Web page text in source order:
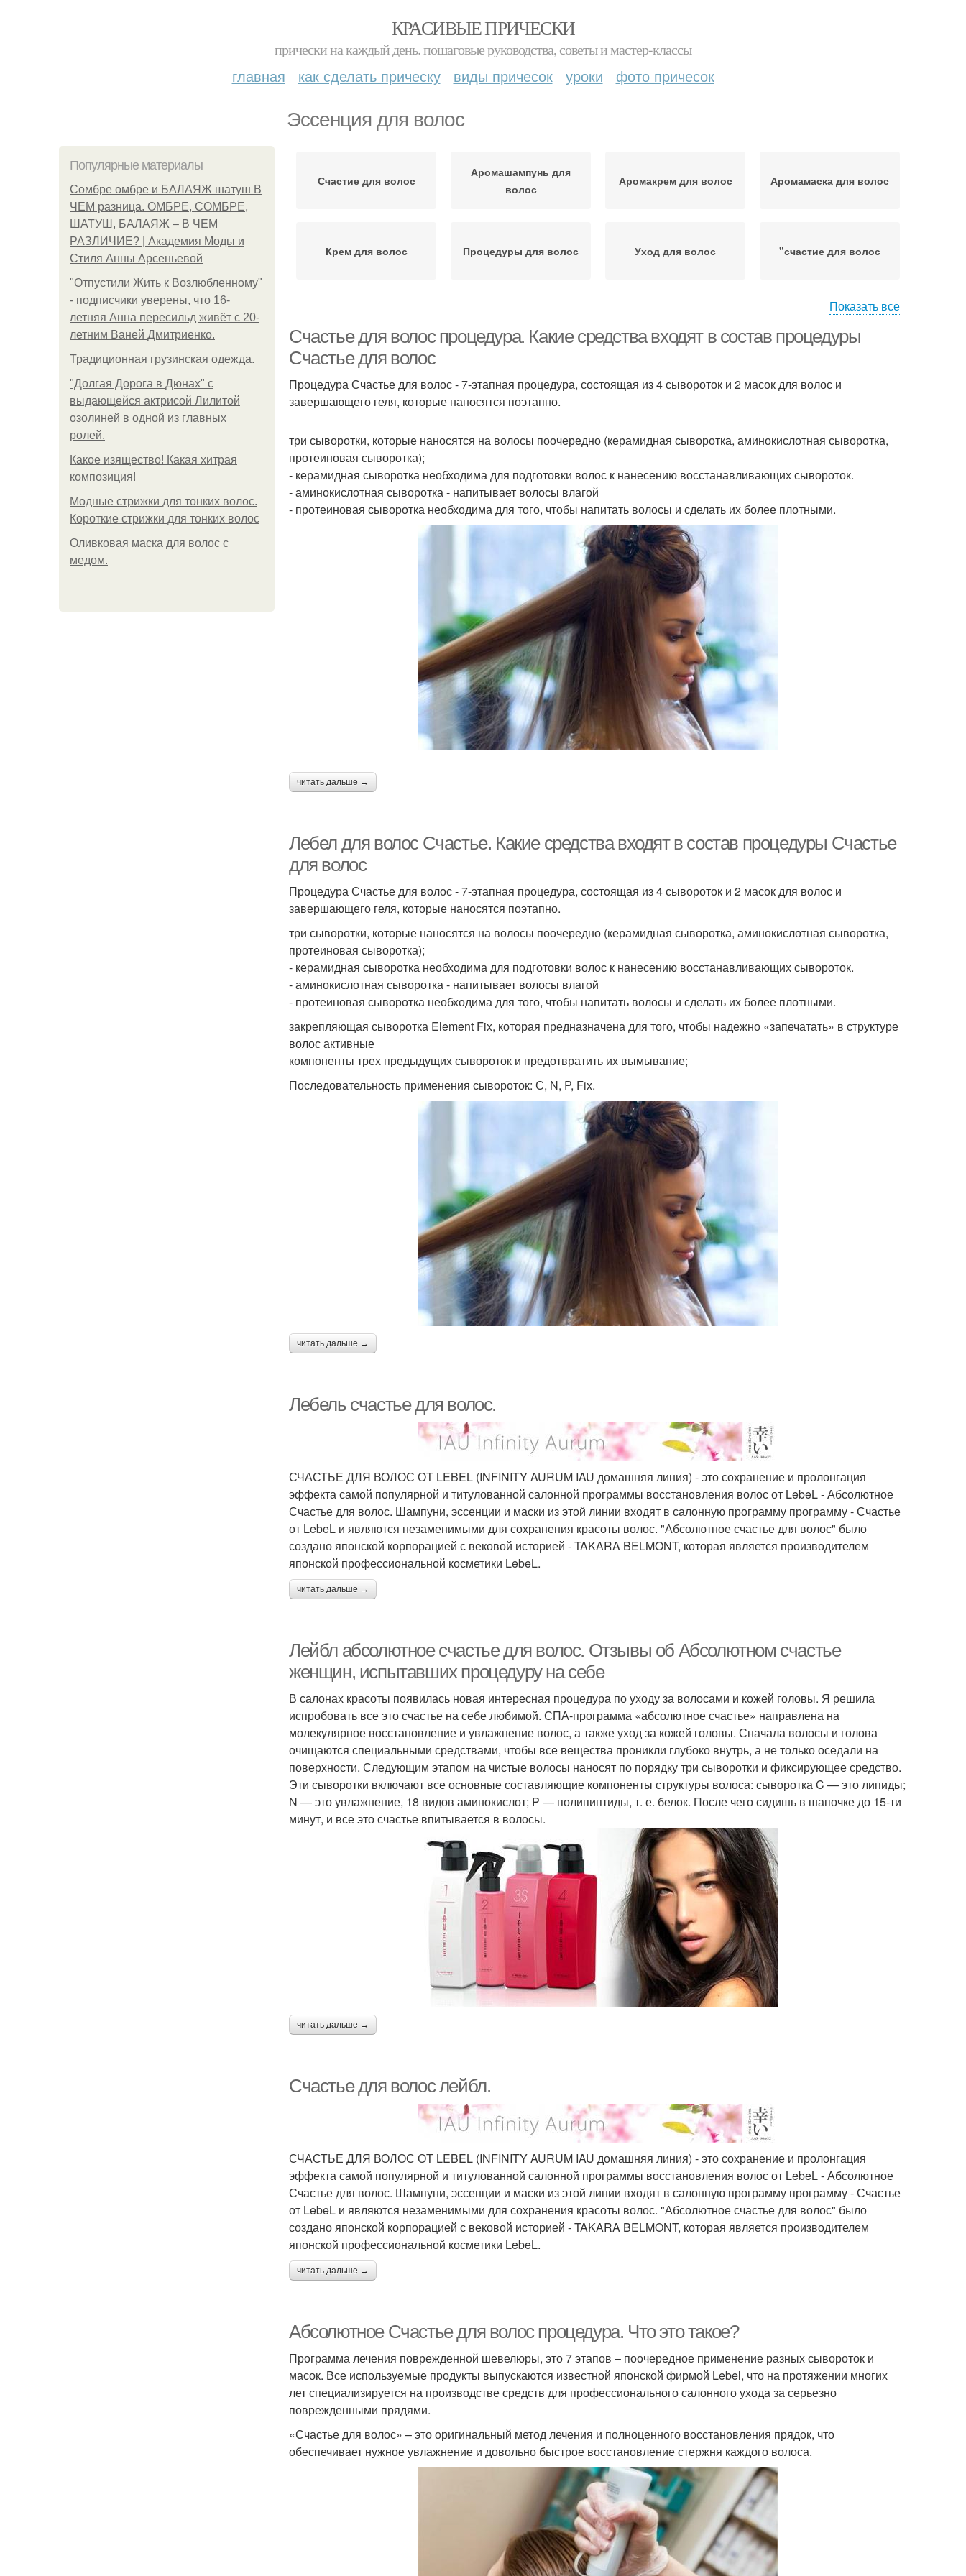
КРАСИВЫЕ ПРИЧЕСКИ
прически на каждый день. пошаговые руководства, советы и мастер-классы
главная как сделать прическу виды причесок уроки фото причесок
Эссенция для волос
Популярные материалы
Сомбре омбре и БАЛАЯЖ шатуш В
ЧЕМ разница. ОМБРЕ, СОМБРЕ,
ШАТУШ, БАЛАЯЖ – В ЧЕМ
РАЗЛИЧИЕ? | Академия Моды и
Стиля Анны Арсеньевой
"Отпустили Жить к Возлюбленному"
- подписчики уверены, что 16-
летняя Анна пересильд живёт с 20-
летним Ваней Дмитриенко.
Традиционная грузинская одежда.
"Долгая Дорога в Дюнах" с
выдающейся актрисой Лилитой
озолиней в одной из главных
ролей.
Какое изящество! Какая хитрая
композиция!
Модные стрижки для тонких волос.
Короткие стрижки для тонких волос
Оливковая маска для волос с
медом.
Счастие для волос
Аромашампунь для
волос
Аромакрем для волос Аромамаска для волос
Крем для волос Процедуры для волос Уход для волос "счастие для волос
Показать все
Счастье для волос процедура. Какие средства входят в состав процедуры
Счастье для волос
Процедура Счастье для волос - 7-этапная процедура, состоящая из 4 сывороток и 2 масок для волос и
завершающего геля, которые наносятся поэтапно.
три сыворотки, которые наносятся на волосы поочередно (керамидная сыворотка, аминокислотная сыворотка,
протеиновая сыворотка);
- керамидная сыворотка необходима для подготовки волос к нанесению восстанавливающих сывороток.
- аминокислотная сыворотка - напитывает волосы влагой
- протеиновая сыворотка необходима для того, чтобы напитать волосы и сделать их более плотными.
читать дальше →
Лебел для волос Счастье. Какие средства входят в состав процедуры Счастье
для волос
Процедура Счастье для волос - 7-этапная процедура, состоящая из 4 сывороток и 2 масок для волос и
завершающего геля, которые наносятся поэтапно.
три сыворотки, которые наносятся на волосы поочередно (керамидная сыворотка, аминокислотная сыворотка,
протеиновая сыворотка);
- керамидная сыворотка необходима для подготовки волос к нанесению восстанавливающих сывороток.
- аминокислотная сыворотка - напитывает волосы влагой
- протеиновая сыворотка необходима для того, чтобы напитать волосы и сделать их более плотными.
закрепляющая сыворотка Element Fix, которая предназначена для того, чтобы надежно «запечатать» в структуре
волос активные
компоненты трех предыдущих сывороток и предотвратить их вымывание;
Последовательность применения сывороток: С, N, P, Fix.
читать дальше →
Лебель счастье для волос.
СЧАСТЬЕ ДЛЯ ВОЛОС ОТ LEBEL (INFINITY AURUM IAU домашняя линия) - это сохранение и пролонгация
эффекта самой популярной и титулованной салонной программы восстановления волос от LebeL - Абсолютное
Счастье для волос. Шампуни, эссенции и маски из этой линии входят в салонную программу программу - Счастье
от LebeL и являются незаменимыми для сохранения красоты волос. "Абсолютное счастье для волос" было
создано японской корпорацией с вековой историей - TAKARA BELMONT, которая является производителем
японской профессиональной косметики LebeL.
читать дальше →
Лейбл абсолютное счастье для волос. Отзывы об Абсолютном счастье
женщин, испытавших процедуру на себе
В салонах красоты появилась новая интересная процедура по уходу за волосами и кожей головы. Я решила
испробовать все это счастье на себе любимой. СПА-программа «абсолютное счастье» направлена на
молекулярное восстановление и увлажнение волос, а также уход за кожей головы. Сначала волосы и голова
очищаются специальными средствами, чтобы все вещества проникли глубоко внутрь, а не только оседали на
поверхности. Следующим этапом на чистые волосы наносят по порядку три сыворотки и фиксирующее средство.
Эти сыворотки включают все основные составляющие компоненты структуры волоса: сыворотка C — это липиды;
N — это увлажнение, 18 видов аминокислот; P — полипиптиды, т. е. белок. После чего сидишь в шапочке до 15-ти
минут, и все это счастье впитывается в волосы.
читать дальше →
Счастье для волос лейбл.
СЧАСТЬЕ ДЛЯ ВОЛОС ОТ LEBEL (INFINITY AURUM IAU домашняя линия) - это сохранение и пролонгация
эффекта самой популярной и титулованной салонной программы восстановления волос от LebeL - Абсолютное
Счастье для волос. Шампуни, эссенции и маски из этой линии входят в салонную программу программу - Счастье
от LebeL и являются незаменимыми для сохранения красоты волос. "Абсолютное счастье для волос" было
создано японской корпорацией с вековой историей - TAKARA BELMONT, которая является производителем
японской профессиональной косметики LebeL.
читать дальше →
Абсолютное Счастье для волос процедура. Что это такое?
Программа лечения поврежденной шевелюры, это 7 этапов – поочередное применение разных сывороток и
масок. Все используемые продукты выпускаются известной японской фирмой Lebel, что на протяжении многих
лет специализируется на производстве средств для профессионального салонного ухода за серьезно
поврежденными прядями.
«Счастье для волос» – это оригинальный метод лечения и полноценного восстановления прядок, что
обеспечивает нужное увлажнение и довольно быстрое восстановление стержня каждого волоса.